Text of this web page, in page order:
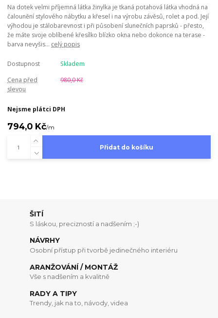
Na dotek velmi příjemná látka žinylka je tkaná potahová látka vhodná na
čalounění stylového nábytku a křesel i na výrobu závěsů, rolet a pod. Její
výhodou je stálobarevnost i při působení slunečních paprsků - přesto,
že máte svoje oblíbené křesílko blízko okna nebo dokonce na terase -
barva nevyšis... celý popis
Dostupnost
Skladem
Cena před
slevou
980,0 Kč
Nejsme plátci DPH
794,0 Kč/m
Přidat do košíku
ŠITÍ
S láskou, precizností a nadšením ;-)
NÁVRHY
Osobní přístup při tvorbě jedinečného interiéru
ARANŽOVÁNÍ / MONTÁŽ
Vše s nadšením a kvalitně
RADY A TIPY
Trendy, jak na to, návody, videa